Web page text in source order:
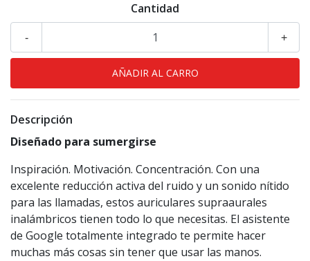
Cantidad
+
-
Descripción
Diseñado para sumergirse
Inspiración. Motivación. Concentración. Con una
excelente reducción activa del ruido y un sonido nítido
para las llamadas, estos auriculares supraaurales
inalámbricos tienen todo lo que necesitas. El asistente
de Google totalmente integrado te permite hacer
muchas más cosas sin tener que usar las manos.